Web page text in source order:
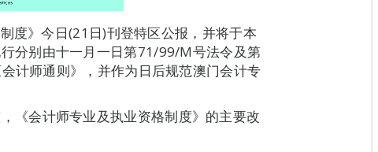
度》今日(21日)刊登特区公报，并将于本
分别由十一月一日第71/99/M号法令及第
计师通则》，并作为日后规范澳门会计专
《会计师专业及执业资格制度》的主要改